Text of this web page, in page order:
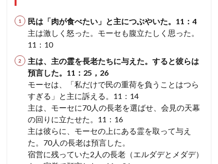
2 モ
ーセ
の不
正を
訴え
たミ
リヤ
ムと
ン
民数
記
章
2.1
2-1考
民は「肉が食べたい」と主につぶやいた。11：4
主は激しく怒った。モーセも腹立たしく思った。
11：10
主は、主の霊を長老たちに与えた。すると彼らは
預言した。11：25，26
モーセは、「私だけで民の重荷を負うことはつら
すぎる」と主に訴える。11：14
主は、モーセに70人の長老を選ばせ、会見の天幕
の回りに立たせた。11：16
主は彼らに、モーセの上にある霊を取って与え
た。70人の長老は預言した。
宿営に残っていた2人の長老（エルダデとメダデ）
聖徒
看守 判断 ガラテヤ
アハズヤ
改革
アッシリヤ マナセ
アブシャロム
ギデオン
キリスト
リディア 分裂 善行
火
エホヤダ
ナバル
アビメレク
神への服従 シュロ
召命
テサロニケ 処罰 誤った
アサ
昇天
エフー 病 エサウ
ミカ
サタン ホサナ 自己の死
教会
ベレヤ
結婚 光 エリヤ
エリシャ